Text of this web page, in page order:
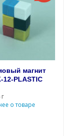
магнит
12-PLASTIC
о товаре